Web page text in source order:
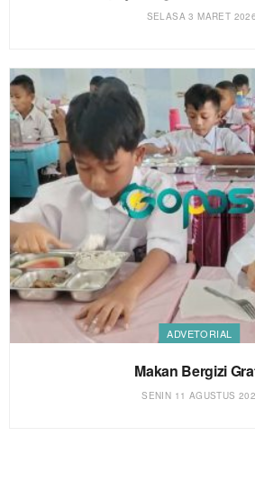
SELASA 3 MARET 2026
ADVETORIAL
Makan Bergizi
SENIN 11 AGUSTUS